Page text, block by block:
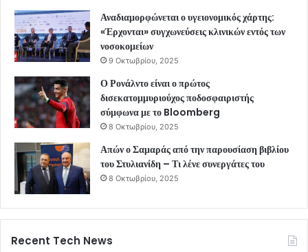
Αναδιαμορφώνεται ο υγειονομικός χάρτης:
«Έρχονται» συγχωνεύσεις κλινικών εντός των
νοσοκομείων
9 Οκτωβρίου, 2025
Ο Ρονάλντο είναι ο πρώτος
δισεκατομμυριούχος ποδοσφαιριστής
σύμφωνα με το Bloomberg
8 Οκτωβρίου, 2025
Απών ο Σαμαράς από την παρουσίαση βιβλίου
του Στυλιανίδη – Τι λένε συνεργάτες του
8 Οκτωβρίου, 2025
Recent Tech News